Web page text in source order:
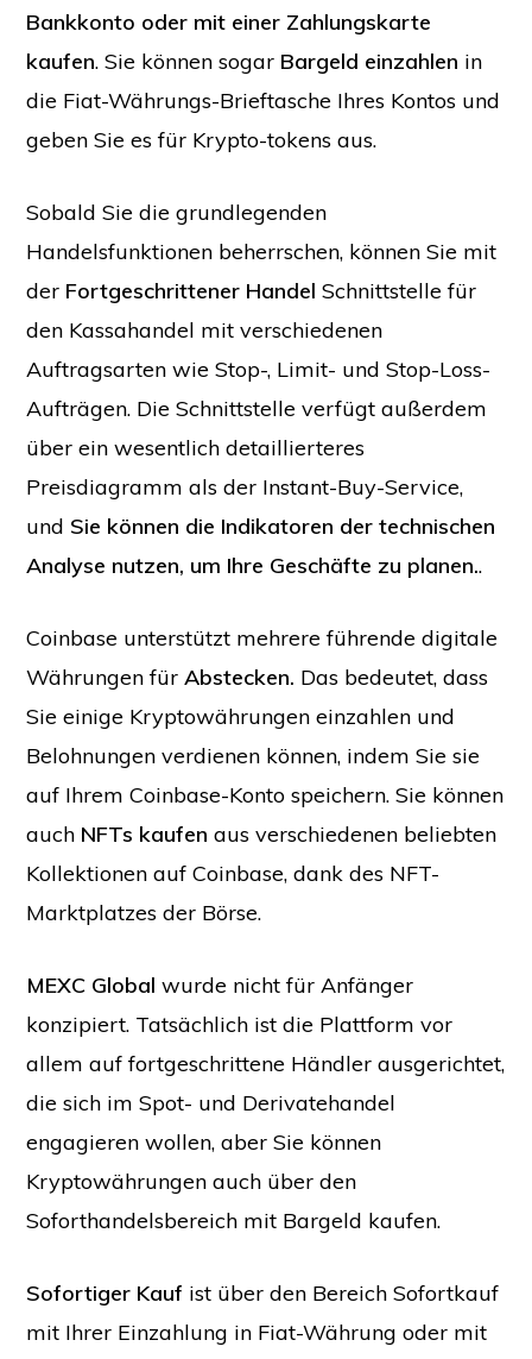
Bankkonto oder mit einer Zahlungskarte
kaufen. Sie können sogar Bargeld einzahlen in
die Fiat-Währungs-Brieftasche Ihres Kontos und
geben Sie es für Krypto-tokens aus.
Sobald Sie die grundlegenden
Handelsfunktionen beherrschen, können Sie mit
der Fortgeschrittener Handel Schnittstelle für
den Kassahandel mit verschiedenen
Auftragsarten wie Stop-, Limit- und Stop-Loss-
Aufträgen. Die Schnittstelle verfügt außerdem
über ein wesentlich detaillierteres
Preisdiagramm als der Instant-Buy-Service,
und Sie können die Indikatoren der technischen
Analyse nutzen, um Ihre Geschäfte zu planen..
Coinbase unterstützt mehrere führende digitale
Währungen fürAbstecken. Das bedeutet, dass
Sie einige Kryptowährungen einzahlen und
Belohnungen verdienen können, indem Sie sie
auf Ihrem Coinbase-Konto speichern. Sie können
auch NFTs kaufen aus verschiedenen beliebten
Kollektionen auf Coinbase, dank des NFT-
Marktplatzes der Börse.
MEXC Global wurde nicht für Anfänger
konzipiert. Tatsächlich ist die Plattform vor
allem auf fortgeschrittene Händler ausgerichtet,
die sich im Spot- und Derivatehandel
engagieren wollen, aber Sie können
Kryptowährungen auch über den
Soforthandelsbereich mit Bargeld kaufen.
Sofortiger Kauf ist über den Bereich Sofortkauf
mit Ihrer Einzahlung in Fiat-Währung oder mit